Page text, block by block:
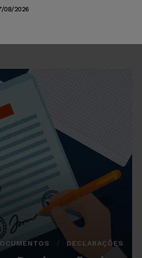
08/2026